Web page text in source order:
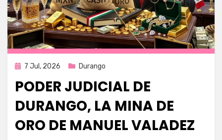
Publicada
7 Jul, 2026 Durango
PODER JUDICIAL DE
DURANGO, LA MINA DE
ORO DE MANUEL VALADEZ